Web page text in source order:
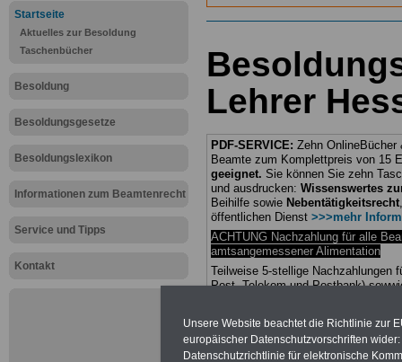
Startseite
Aktuelles zur Besoldung
Taschenbücher
Besoldung
Besoldungsgesetze
Besoldungslexikon
Informationen zum Beamtenrecht
Service und Tipps
Kontakt
Lehrer
PDF-SERVICE: Zehn
Beamte zum Komplettpreis von 15
geeignet. Sie können Sie zehn
und ausdrucken: Wissenswertes
Beihilfe sowie Nebentätigkeitsrecht
öffentlichen Dienst >>>mehr
ACHTUNG Nachzahlung für alle
amtsangemessener Alimentation
Teilweise 5-stellige Nachzahlungen
Post, Telekom und Postbank)
Hier die
Unsere Website beachtet die Richtlinie zur
europäischer Datenschutzvorschriften
Datenschutzrichtlinie für elektronische